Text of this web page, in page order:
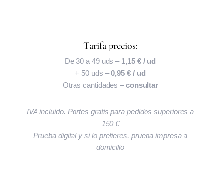
Tarifa precios:
De 30 a 49 uds – 1,15 € / ud
+ 50 uds –0,95 € / ud
Otras cantidades –consultar
IVA incluido. Portes gratis para pedidos superiores a
150 €
Prueba digital y si lo prefieres, prueba impresa a
domicilio